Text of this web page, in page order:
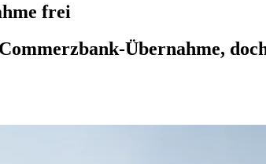
frei
Übernahme,